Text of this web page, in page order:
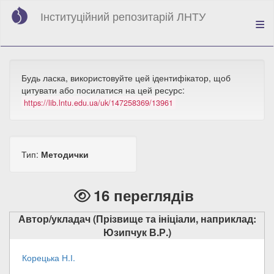
Перейти
вмісту
Інституційний репозитарій ЛНТУ
Будь ласка, використовуйте цей ідентифікатор, щоб
цитувати або посилатися на цей ресурс:
https://lib.lntu.edu.ua/uk/147258369/13961
Тип: Методички
16 переглядів
Автор/укладач (Прізвище та ініціали, наприклад:
Юзипчук В.Р.)
Корецька Н.І.